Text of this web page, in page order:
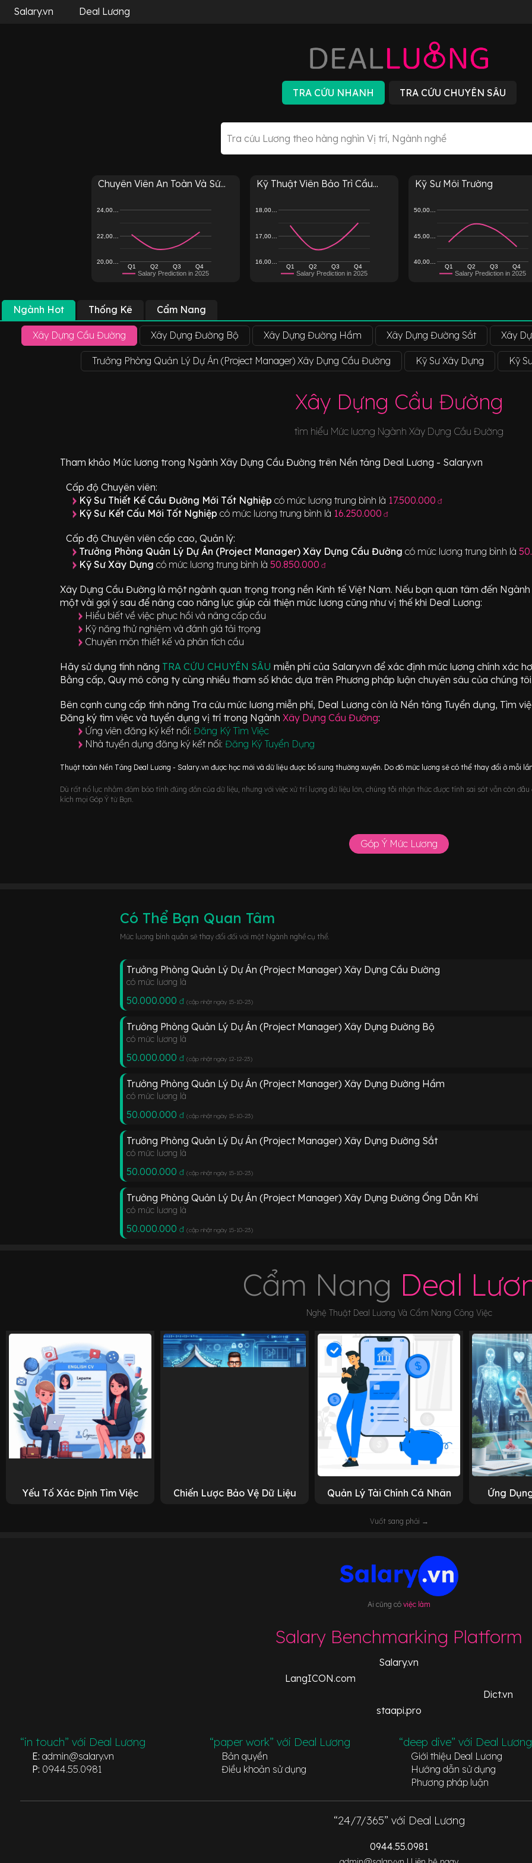
Salary.vn Deal Lương
Chuyên Viên An Toàn Và Sứ...
Salary Prediction in 2025
Q1 Q2 Q3 Q4
20,00…
22,00…
24,00…
Kỹ Thuật Viên Bảo Trì Cầu...
Salary Prediction in 2025
Q1 Q2 Q3 Q4
16,00…
17,00…
18,00…
Kỹ Sư Môi Trường
Salary Prediction in 2025
Q1 Q2 Q3 Q4
40,00…
45,00…
50,00…
Ngành Hot Thống Kê Cẩm Nang
Xây Dựng Cầu Đường Xây Dựng Đường Bộ Xây Dựng Đường Hầm Xây Dựng Đường Sắt Xây
Trưởng Phòng Quản Lý Dự Án (Project Manager) Xây Dựng Cầu Đường Kỹ Sư Xây Dựng Kỹ
Xây Dựng Cầu Đường
tìm hiểu Mức lương Ngành Xây Dựng Cầu Đường
Tham khảo Mức lương trong Ngành Xây Dựng Cầu Đường trên Nền tảng Deal Lương - Salary.vn
Cấp độ Chuyên viên:
Kỹ Sư Thiết Kế Cầu Đường Mới Tốt Nghiệp có mức lương trung bình là 17.500.000 đ
Kỹ Sư Kết Cấu Mới Tốt Nghiệp có mức lương trung bình là 16.250.000 đ
Cấp độ Chuyên viên cấp cao, Quản lý:
Trưởng Phòng Quản Lý Dự Án (Project Manager) Xây Dựng Cầu Đường có mức lương trung bình là
Kỹ Sư Xây Dựng có mức lương trung bình là 50.850.000 đ
Xây Dựng Cầu Đường là một ngành quan trọng trong nền Kinh tế Việt Nam. Nếu bạn quan tâm đến Ngành
một vài gợi ý sau để nâng cao năng lực giúp cải thiện mức lương cũng như vị thế khi Deal Lương:
Hiểu biết về việc phục hồi và nâng cấp cầu
Kỹ năng thử nghiệm và đánh giá tải trọng
Chuyên môn thiết kế và phân tích cầu
Hãy sử dụng tính năng TRA CỨU CHUYÊN SÂU miễn phí của Salary.vn để xác định mức lương chính xác
Bằng cấp, Quy mô công ty cùng nhiều tham số khác dựa trên Phương pháp luận chuyên sâu của chúng
Bên cạnh cung cấp tính năng Tra cứu mức lương miễn phí, Deal Lương còn là Nền tảng Tuyển dụng, Tìm
Đăng ký tìm việc và tuyển dụng vị trí trong Ngành Xây Dựng Cầu Đường:
Ứng viên đăng ký kết nối: Đăng Ký Tìm Việc
Nhà tuyển dụng đăng ký kết nối: Đăng Ký Tuyển Dụng
Thuật toán Nền Tảng Deal Lương - Salary.vn được học mới và dữ liệu được bổ sung thường xuyên. Do đó mức lương sẽ có thể thay đổi ở mỗi
Dù rất nổ lực nhằm đảm bảo tính đúng đắn của dữ liệu, nhưng với việc xử trí lượng dữ liệu lớn, chúng tôi nhận thức được tính sai sót vẫn còn
kích mọi Góp Ý từ Bạn.
Góp Ý Mức Lương
Có Thể Bạn Quan Tâm
Mức lương bình quân sẽ thay đổi đối với một Ngành nghề cụ thể.
Trưởng Phòng Quản Lý Dự Án (Project Manager) Xây Dựng Cầu Đường
có mức lương là
50.000.000 đ (cập nhật ngày 15-10-23)
Trưởng Phòng Quản Lý Dự Án (Project Manager) Xây Dựng Đường Bộ
có mức lương là
50.000.000 đ (cập nhật ngày 12-12-23)
Trưởng Phòng Quản Lý Dự Án (Project Manager) Xây Dựng Đường Hầm
có mức lương là
50.000.000 đ (cập nhật ngày 15-10-23)
Trưởng Phòng Quản Lý Dự Án (Project Manager) Xây Dựng Đường Sắt
có mức lương là
50.000.000 đ (cập nhật ngày 15-10-23)
Trưởng Phòng Quản Lý Dự Án (Project Manager) Xây Dựng Đường Ống Dẫn Khí
có mức lương là
50.000.000 đ (cập nhật ngày 15-10-23)
Cẩm Nang Deal
Nghệ Thuật Deal Lương Và Cẩm Nang Công Việc
Yếu Tố Xác Định Tìm Việc Chiến Lược Bảo Vệ Dữ Liệu Quản Lý Tài Chính Cá Nhân Ứng
Vuốt sang phải →
Ai cũng cóviệc làm
Salary Benchmarking Platform
Salary.vn
LangICON.com
Dict.vn
staapi.pro
“in touch” với Deal Lương
E: admin@salary.vn
P: 0944.55.0981
“paper work” với Deal Lương
Bản quyền
Điều khoản sử dụng
“deep dive” với Deal Lương
Giới thiệu Deal Lương
Hướng dẫn sử dụng
Phương pháp luận
“24/7/365” với Deal Lương
0944.55.0981